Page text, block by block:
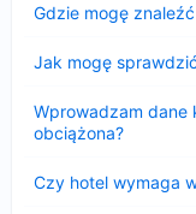
Gdzie mogę
Jak mogę
Wprowadzam dane
obciążona?
Czy hotel wymaga